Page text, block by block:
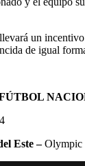
un
de igual
Este –Olympic